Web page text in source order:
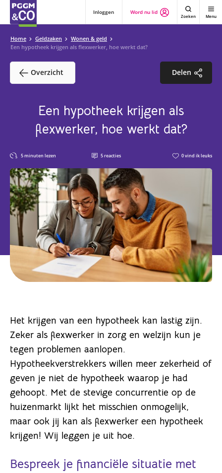
Inloggen Word nu lid
Zoeken Menu
Home Geldzaken
Wonen & geld
Een hypotheek krijgen als flexwerker, hoe werkt dat?
Een hypotheek krijgen als
flexwerker, hoe werkt dat?
5 5minuten lezen
Overzicht Delen
5reacties 0vind ik leuks
Het krijgen van een hypotheek kan lastig zijn.
Zeker als flexwerker in zorg en welzijn kun je
tegen problemen aanlopen.
Hypotheekverstrekkers willen meer zekerheid of
geven je niet de hypotheek waarop je had
gehoopt. Met de stevige concurrentie op de
huizenmarkt lijkt het misschien onmogelijk,
maar ook jij kan als flexwerker een hypotheek
krijgen! Wij leggen je uit hoe.
Bespreek je financiële situatie met